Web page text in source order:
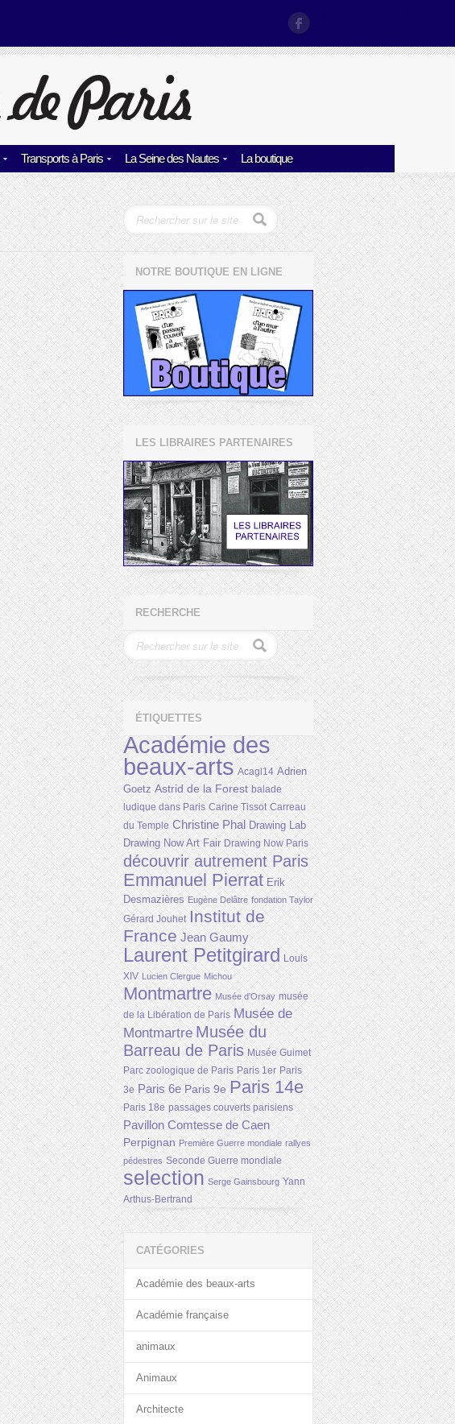
Transports à Paris La Seine des Nautes La boutique
NOTRE BOUTIQUE EN LIGNE
LES LIBRAIRES PARTENAIRES
RECHERCHE
ÉTIQUETTES
Académie des
beaux-arts Acagl14 Adrien
Goetz Astrid de la Forest balade
ludique dans Paris Carine Tissot Carreau
du Temple Christine Phal Drawing Lab
Drawing Now Art Fair Drawing Now Paris
découvrir autrement Paris
Emmanuel Pierrat Erik
Desmazières Eugène Delâtre fondation Taylor
Gérard Jouhet Institut de
France Jean Gaumy
Laurent Petitgirard Louis
XIV Lucien Clergue Michou
Montmartre Musée d'Orsay musée
de la Libération de Paris Musée de
Montmartre Musée du
Barreau de Paris Musée Guimet
Parc zoologique de Paris Paris 1er Paris
3e Paris 6e Paris 9e Paris 14e
Paris 18e passages couverts parisiens
Pavillon Comtesse de Caen
Perpignan Première Guerre mondiale rallyes
pédestres Seconde Guerre mondiale
selection Serge Gainsbourg Yann
Arthus-Bertrand
CATÉGORIES
Académie des beaux-arts
Académie française
animaux
Animaux
Architecte